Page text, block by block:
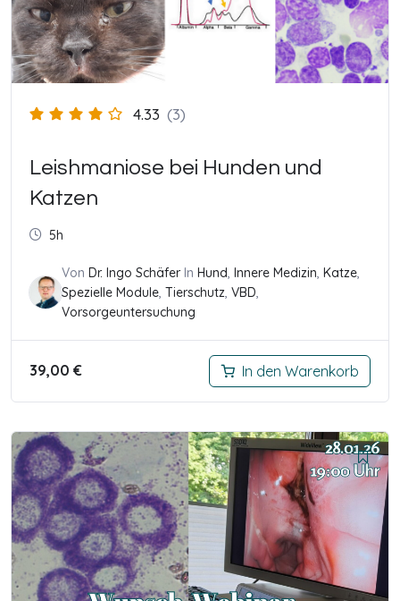
4.33 (3)
Leishmaniose bei Hunden und
Katzen
5h
Von Dr. Ingo Schäfer In Hund, Innere Medizin, Katze,
Spezielle Module, Tierschutz, VBD,
Vorsorgeuntersuchung
39,00 € In den Warenkorb